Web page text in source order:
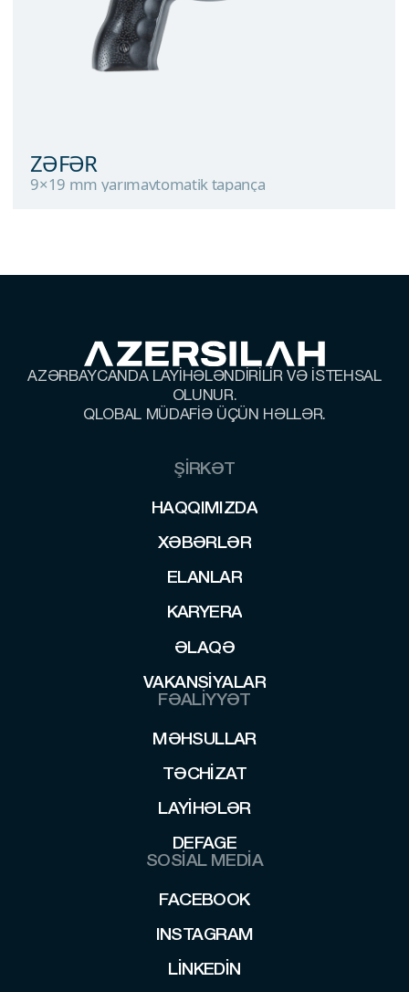
ZƏFƏR
9×19 mm yarımavtomatik tapança
AZƏRBAYCANDA LAYİHƏLƏNDİRİLİR VƏ İSTEHSAL
OLUNUR.
QLOBAL MÜDAFİƏ ÜÇÜN HƏLLƏR.
ŞİRKƏT
HAQQIMIZDA
XƏBƏRLƏR
ELANLAR
KARYERA
ƏLAQƏ
VAKANSIYALAR
VAKANSIYALAR
FƏALİYYƏT
MƏHSULLAR
TƏCHIZAT
LAYİHƏLƏR
DEFAGE
DEFAGE
SOSİAL MEDİA
FACEBOOK
INSTAGRAM
LINKEDIN